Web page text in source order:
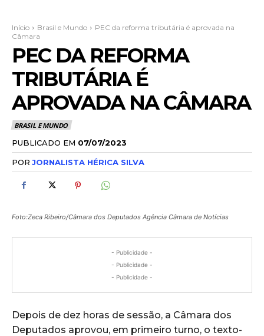
Início Brasil e Mundo
PEC da reforma tributária é aprovada na
Câmara
PEC DA REFORMA
TRIBUTÁRIA É
APROVADA NA CÂMARA
BRASIL E MUNDO
PUBLICADO EM 07/07/2023
POR JORNALISTA HÉRICA SILVA
Foto:Zeca Ribeiro/Câmara dos Deputados Agência Câmara de Notícias
- Publicidade -
- Publicidade -
- Publicidade -
Depois de dez horas de sessão, a Câmara dos
Deputados aprovou, em primeiro turno, o texto-